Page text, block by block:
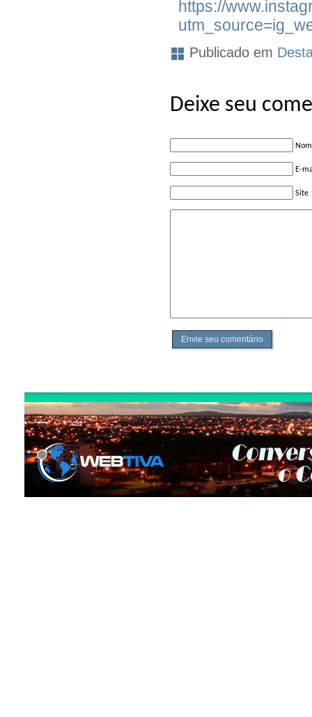
https://
Publicado em
Deixe seu
E-
Site
Envie seu comentário